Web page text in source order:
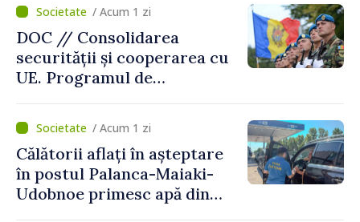
/ Acum 1 zi
DOC // Consolidarea
securității și cooperarea cu
UE. Programul de
Naționale de Apărare pentru
perioada 2024–2034,
publicat în Monitorul Oficial
/ Acum 1 zi
Călătorii aflați în așteptare
în postul Palanca-Maiaki-
Udobnoe primesc apă din